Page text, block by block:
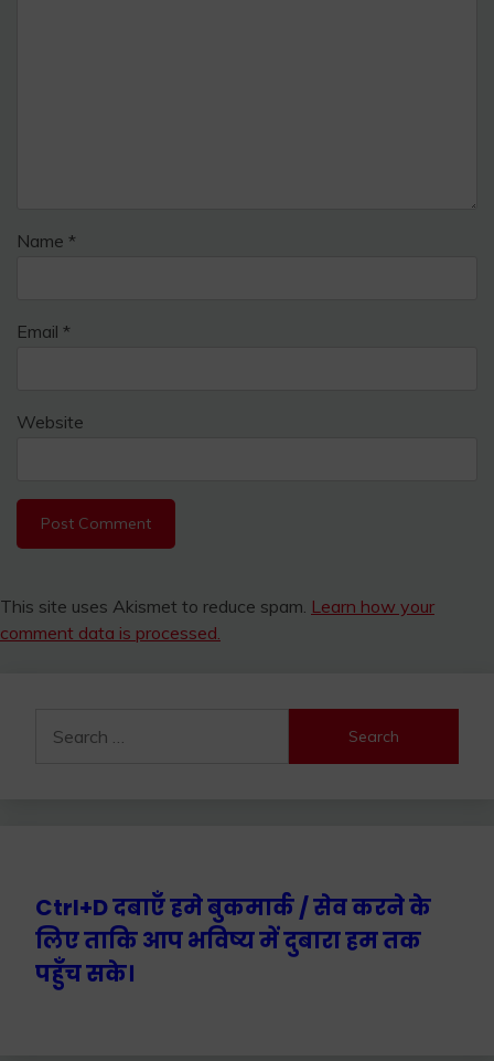
Name *
Email *
Website
This site uses Akismet to reduce spam. Learn how your
comment data is processed.
for:
Ctrl+D दबाएँ हमे बुकमार्क / सेव करने के
लिए ताकि आप भविष्य में दुबारा हम तक
पहुँच सके।